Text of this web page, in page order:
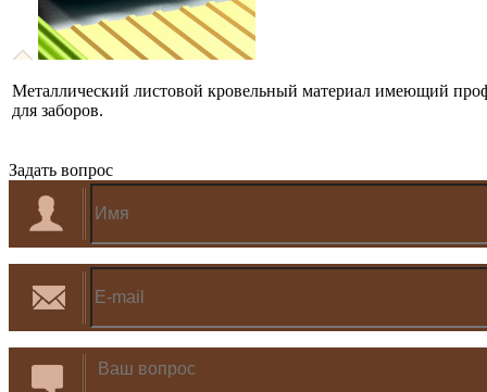
Металлический листовой кровельный материал имеющий
для заборов.
Задать вопрос